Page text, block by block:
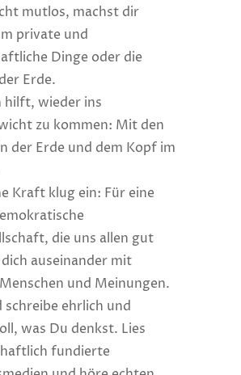
mutlos, machst dir
private und
Dinge oder die
Erde.
hilft, wieder ins
zu kommen: Mit den
der Erde und dem Kopf im
Kraft klug ein: Für eine
die uns allen gut
auseinander mit
und Meinungen.
schreibe ehrlich und
was Du denkst. Lies
fundierte